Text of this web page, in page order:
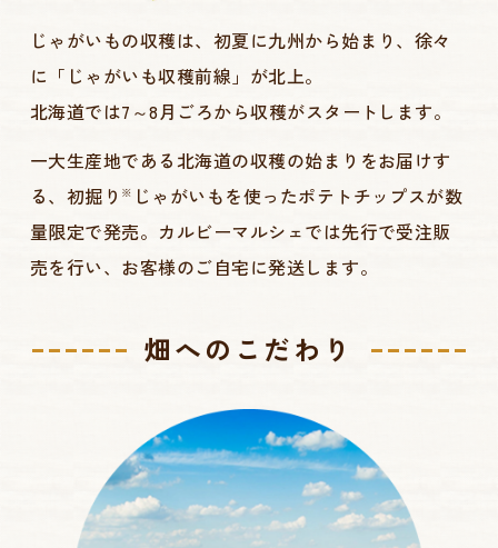
じゃがいもの収穫は、初夏に九州から始まり、徐々
に「じゃがいも収穫前線」が北上。
北海道では7～8月ごろから収穫がスタートします。
一大生産地である北海道の収穫の始まりをお届けす
る、初掘り ※ じゃがいもを使ったポテトチップスが数
量限定で発売。カルビーマルシェでは先行で受注販
売を行い、お客様のご自宅に発送します。
畑へのこだわり